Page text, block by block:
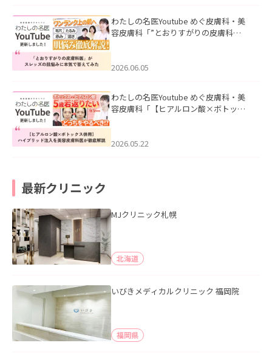
わたしの名医Youtube めぐ皮膚科・美
容皮膚科「”とおりすがりの皮膚科
2026.06.05
わたしの名医Youtube めぐ皮膚科・美
容皮膚科「【ヒアルロン酸×ボトック
た。
2026.05.22
最新クリニック
MJクリニック札幌
北海道
いびきメディカルクリニック 福岡院
福岡県